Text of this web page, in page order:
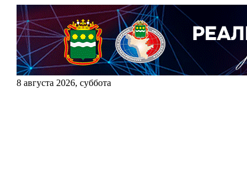
8 августа 2026, суббота